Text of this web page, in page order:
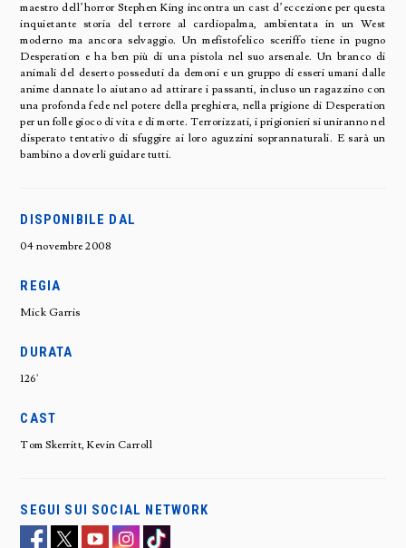
maestro dell’horror Stephen King incontra un cast d’eccezione per questa
inquietante storia del terrore al cardiopalma, ambientata in un West
moderno ma ancora selvaggio. Un mefistofelico sceriffo tiene in pugno
Desperation e ha ben più di una pistola nel suo arsenale. Un branco di
animali del deserto posseduti da demoni e un gruppo di esseri umani dalle
anime dannate lo aiutano ad attirare i passanti, incluso un ragazzino con
una profonda fede nel potere della preghiera, nella prigione di Desperation
per un folle gioco di vita e di morte. Terrorizzati, i prigionieri si uniranno nel
disperato tentativo di sfuggire ai loro aguzzini soprannaturali. E sarà un
bambino a doverli guidare tutti.
DISPONIBILE DAL
04 novembre 2008
REGIA
Mick Garris
DURATA
126'
CAST
Tom Skerritt, Kevin Carroll
SEGUI SUI SOCIAL NETWORK